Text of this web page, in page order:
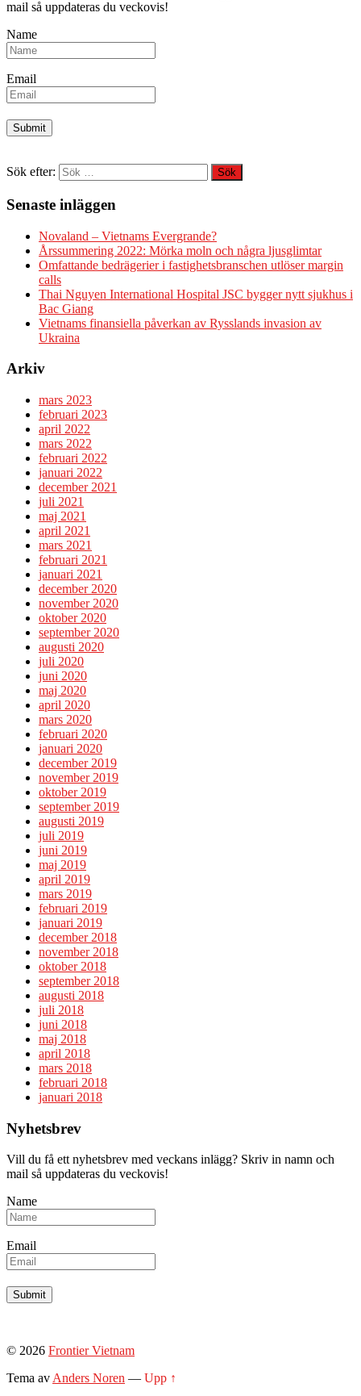
mail så uppdateras du veckovis!
Name
Email
Sök efter:
Senaste inläggen
Novaland – Vietnams Evergrande?
Årssummering 2022: Mörka moln och några ljusglimtar
Omfattande bedrägerier i fastighetsbranschen utlöser margin
calls
Thai Nguyen International Hospital JSC bygger nytt sjukhus i
Bac Giang
Vietnams finansiella påverkan av Rysslands invasion av
Ukraina
Arkiv
mars 2023
februari 2023
april 2022
mars 2022
februari 2022
januari 2022
december 2021
juli 2021
maj 2021
april 2021
mars 2021
februari 2021
januari 2021
december 2020
november 2020
oktober 2020
september 2020
augusti 2020
juli 2020
juni 2020
maj 2020
april 2020
mars 2020
februari 2020
januari 2020
december 2019
november 2019
oktober 2019
september 2019
augusti 2019
juli 2019
juni 2019
maj 2019
april 2019
mars 2019
februari 2019
januari 2019
december 2018
november 2018
oktober 2018
september 2018
augusti 2018
juli 2018
juni 2018
maj 2018
april 2018
mars 2018
februari 2018
januari 2018
Nyhetsbrev
Vill du få ett nyhetsbrev med veckans inlägg? Skriv in namn och
mail så uppdateras du veckovis!
Name
Email
© 2026 Frontier Vietnam
Tema avAnders Noren — Upp ↑